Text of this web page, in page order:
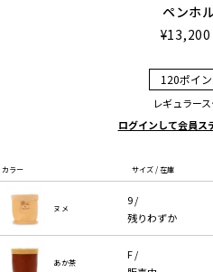
ペンホ
¥13,200
120ポイ
レギュラー
ログインして会員ス
カラー サイズ / 在庫
ヌメ
9 /
残りわずか
あか茶
F /